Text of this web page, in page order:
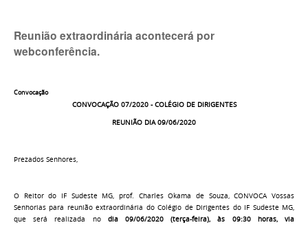
Reunião extraordinária acontecerá por
webconferência.
Convocação
CONVOCAÇÃO 07/2020 - COLÉGIO DE DIRIGENTES
REUNIÃO DIA 09/06/2020
Prezados Senhores,
O Reitor do IF Sudeste MG, prof. Charles Okama de Souza, CONVOCA Vossas
Senhorias para reunião extraordinária do Colégio de Dirigentes do IF Sudeste MG,
que será realizada no dia 09/06/2020 (terça-feira), às 09:30 horas, via